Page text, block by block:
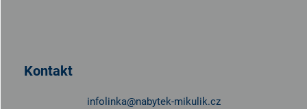
Kontakt
infolinka@nabytek-mikulik.cz